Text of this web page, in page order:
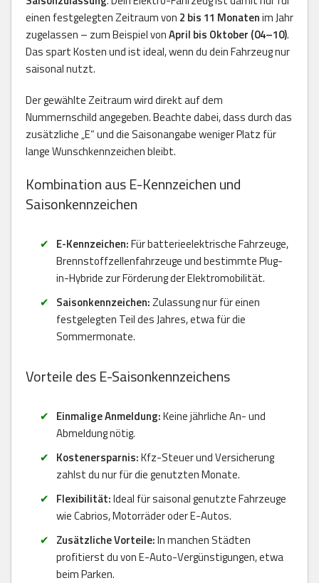
einen festgelegten Zeitraum von 2 bis 11 Monatenim Jahr
zugelassen – zum Beispiel vonApril bis Oktober (04–10).
Das spart Kosten und ist ideal, wenn du dein Fahrzeug nur
saisonal nutzt.
Der gewählte Zeitraum wird direkt auf dem
Nummernschild angegeben. Beachte dabei, dass durch das
zusätzliche „E“ und die Saisonangabe weniger Platz für
lange Wunschkennzeichen bleibt.
Kombination aus E-Kennzeichen und
Saisonkennzeichen
E-Kennzeichen:Für batterieelektrische Fahrzeuge,
Brennstoffzellenfahrzeuge und bestimmte Plug-
in-Hybride zur Förderung der Elektromobilität.
Saisonkennzeichen:Zulassung nur für einen
festgelegten Teil des Jahres, etwa für die
Sommermonate.
Vorteile des E-Saisonkennzeichens
Einmalige Anmeldung:Keine jährliche An- und
Abmeldung nötig.
Kostenersparnis:Kfz-Steuer und Versicherung
zahlst du nur für die genutzten Monate.
Flexibilität:Ideal für saisonal genutzte Fahrzeuge
wie Cabrios, Motorräder oder E-Autos.
Zusätzliche Vorteile:In manchen Städten
profitierst du von E-Auto-Vergünstigungen, etwa
beim Parken.